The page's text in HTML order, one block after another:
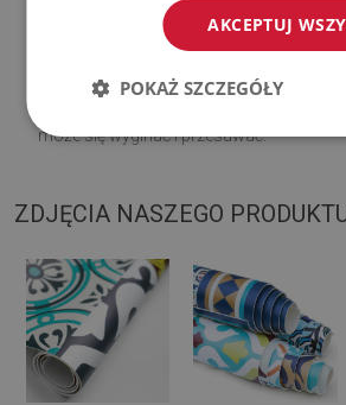
Regularnie wietrz dolną warstwę dywanu.
powierzchni. Po umieszczeniu na
może się wyginać i przesuwać.
ZDJĘCIA NASZEGO
AKCEPTUJ
POKAŻ SZCZEGÓŁY